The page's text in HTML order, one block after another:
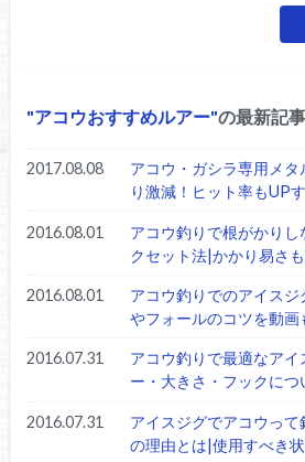
アコウおすすめルアー の最新記事
2017.08.08
アコウ・ガシラ専用メ
り激減！ヒット率もUP
2016.08.01
アコウ釣りで根がかり
クセット法|かかり易さ
2016.08.01
アコウ釣りでのアイス
やフォールのコツを動画
2016.07.31
アコウ釣りで最適なア
ー・大きさ・フックにつ
2016.07.31
アイスジグでアコウっ
の理由とは|使用すべき